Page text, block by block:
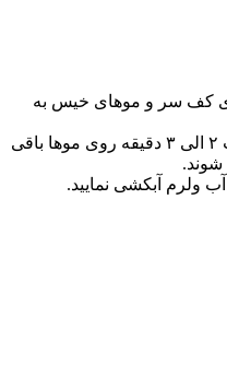
کف سر و موهای خیس به
اجازه دهید کف حاصله به مدت ۲ الی ۳ دقیقه روی موها باقی
شوند.
ولرم آبکشی نمایید.